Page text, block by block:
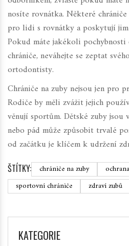
nosíte rovnátka. Některé
pro lidi s rovnátky a poskytují
Pokud máte jakékoli
chrániče, neváhejte se zeptat
ortodontisty.
Chrániče na zuby nejsou jen pro
Rodiče by měli zvážit jejich
věnují sportům. Dětské zuby
nebo pád může způsobit trvalé
od začátku je klíčem k udržení
ŠTÍTKY: chrániče na zuby
sportovní chrániče
zdraví zubů
KATEGORIE